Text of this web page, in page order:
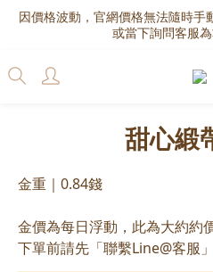
因價格波動，官網價格無法隨時
或當下詢問客服為
甜心緞
金重｜0.84錢
金價為每日浮動，此為大約約
下單前請先「聯繫Line@客服